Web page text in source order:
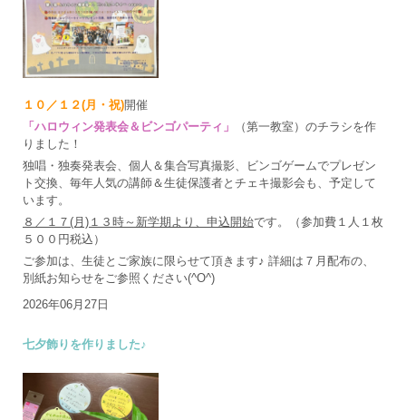
１０／１２(月・祝)開催
「ハロウィン発表会＆ビンゴパーティ」
（第一教室）のチラシを作
りました！
独唱・独奏発表会、個人＆集合写真撮影、ビンゴゲームでプレゼン
ト交換、毎年人気の講師＆生徒保護者とチェキ撮影会も、予定して
います。
８／１７(月)１３時～新学期より、申込開始です。（参加費１人１枚
５００円税込）
ご参加は、生徒とご家族に限らせて頂きます♪ 詳細は７月配布の、
別紙お知らせをご参照ください(^O^)
2026年06月27日
七夕飾りを作りました♪